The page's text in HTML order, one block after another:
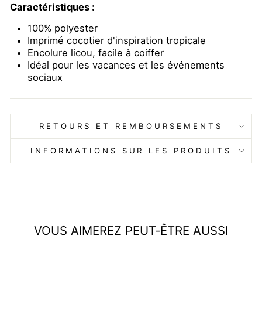
Caractéristiques :
100% polyester
Imprimé cocotier d'inspiration tropicale
Encolure licou, facile à coiffer
Idéal pour les vacances et les événements
sociaux
RETOURS ET REMBOURSEMENTS
INFORMATIONS SUR LES PRODUITS
VOUS AIMEREZ PEUT-ÊTRE AUSSI